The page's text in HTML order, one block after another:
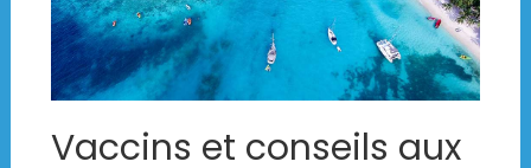
Vaccins et conseils aux